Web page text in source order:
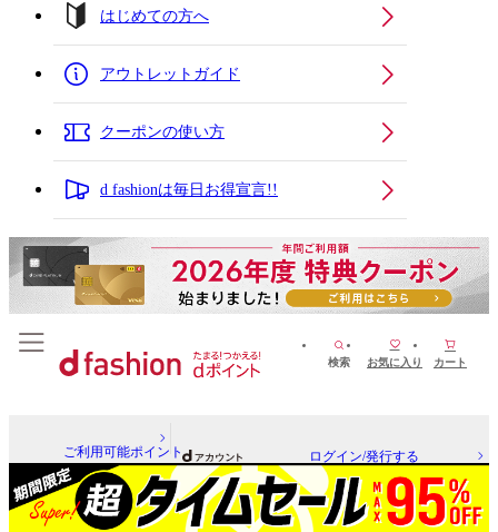
はじめての方へ
アウトレットガイド
クーポンの使い方
d fashionは毎日お得宣言!!
検索 お気に入り カート
ご利用可能ポイント ログイン/発行する